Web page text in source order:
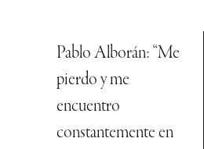
Pablo Alborán: “Me
pierdo y me
encuentro
constantemente en